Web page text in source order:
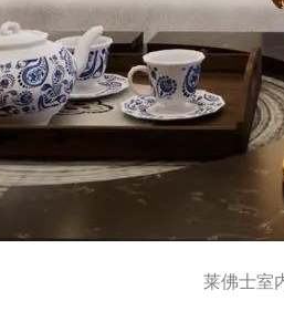
莱佛士室